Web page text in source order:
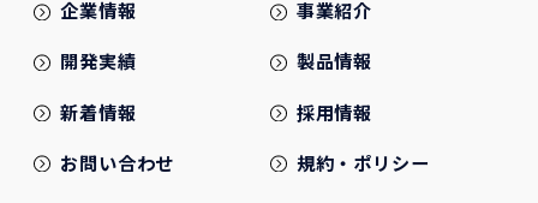
企業情報 事業紹介
開発実績 製品情報
新着情報 採用情報
お問い合わせ 規約・ポリシー